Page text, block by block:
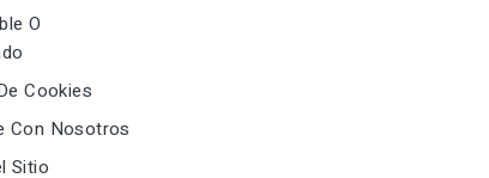
O
Cookies
Con Nosotros
Sitio